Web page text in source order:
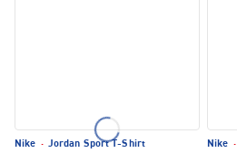
Nike · Jordan Sport T-Shirt
Nike ·